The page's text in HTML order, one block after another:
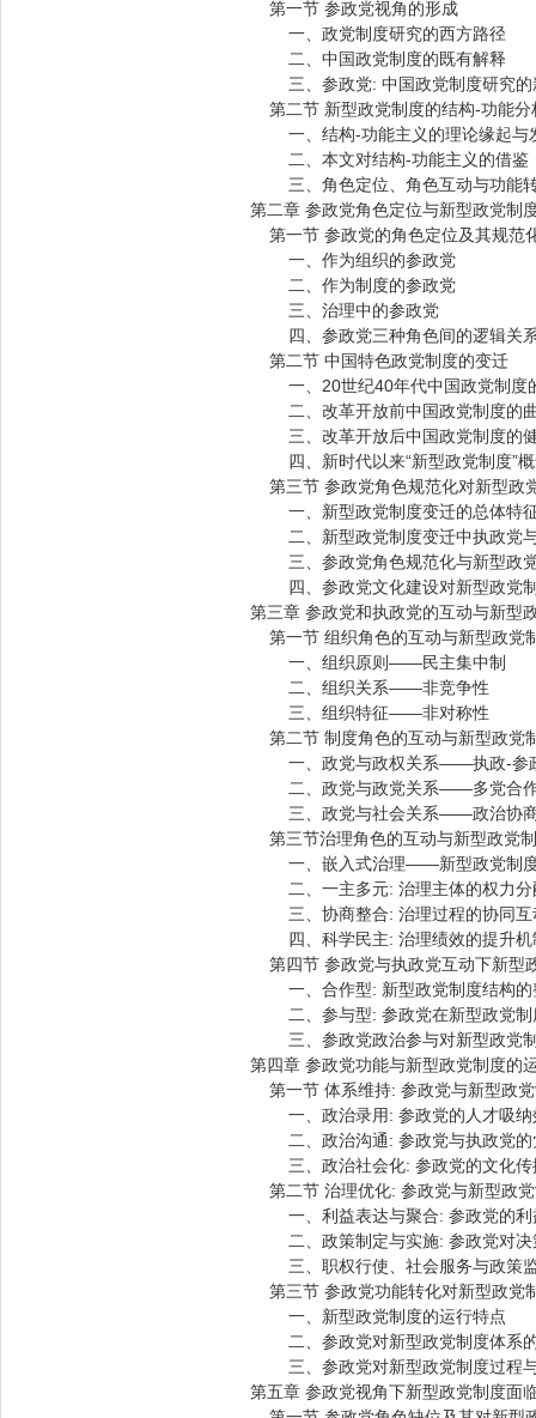
第一节 参政党视角的形成
一、政党制度研究的西方路径
二、中国政党制度的既有解释
三、参政党: 中国政党制度研究的
第二节 新型政党制度的结构-功能分
一、结构-功能主义的理论缘起与
二、本文对结构-功能主义的借鉴
三、角色定位、角色互动与功能转
第二章 参政党角色定位与新型政党制
第一节 参政党的角色定位及其规范
一、作为组织的参政党
二、作为制度的参政党
三、治理中的参政党
四、参政党三种角色间的逻辑关
第二节 中国特色政党制度的变迁
一、20世纪40年代中国政党制度
二、改革开放前中国政党制度的
三、改革开放后中国政党制度的
四、新时代以来“新型政党制度”概
第三节 参政党角色规范化对新型政
一、新型政党制度变迁的总体特
二、新型政党制度变迁中执政党与
三、参政党角色规范化与新型政党
四、参政党文化建设对新型政党
第三章 参政党和执政党的互动与新型
第一节 组织角色的互动与新型政党
一、组织原则——民主集中制
二、组织关系——非竞争性
三、组织特征——非对称性
第二节 制度角色的互动与新型政党
一、政党与政权关系——执政-参
二、政党与政党关系——多党合
三、政党与社会关系——政治协
第三节治理角色的互动与新型政党
一、嵌入式治理——新型政党制度
二、一主多元: 治理主体的权力分
三、协商整合: 治理过程的协同互
四、科学民主: 治理绩效的提升机
第四节 参政党与执政党互动下新型
一、合作型: 新型政党制度结构的
二、参与型: 参政党在新型政党制
三、参政党政治参与对新型政党制
第四章 参政党功能与新型政党制度的
第一节 体系维持: 参政党与新型政
一、政治录用: 参政党的人才吸纳
二、政治沟通: 参政党与执政党的
三、政治社会化: 参政党的文化传
第二节 治理优化: 参政党与新型政
一、利益表达与聚合: 参政党的利
二、政策制定与实施: 参政党对决
三、职权行使、社会服务与政策监
第三节 参政党功能转化对新型政党
一、新型政党制度的运行特点
二、参政党对新型政党制度体系
三、参政党对新型政党制度过程与
第五章 参政党视角下新型政党制度面